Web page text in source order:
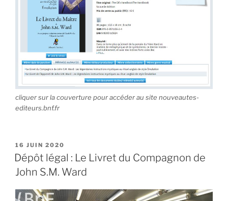
cliquer sur la couverture pour accéder au site nouveautes-
editeurs.bnf.fr
PUBLIÉ
LE
16 JUIN 2020
Dépôt légal : Le Livret du Compagnon de
John S.M. Ward